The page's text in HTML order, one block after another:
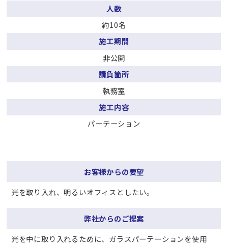
人数
約10名
施工期間
非公開
請負箇所
執務室
施工内容
パーテーション
お客様からの要望
光を取り入れ、明るいオフィスとしたい。
弊社からのご提案
光を中に取り入れるために、ガラスパーテーションを使用